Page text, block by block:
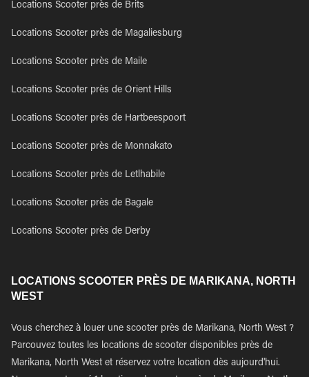
Locations Scooter près de Brits
Locations Scooter près de Magaliesburg
Locations Scooter près de Maile
Locations Scooter près de Orient Hills
Locations Scooter près de Hartbeespoort
Locations Scooter près de Monnakato
Locations Scooter près de Letlhabile
Locations Scooter près de Bagale
Locations Scooter près de Derby
LOCATIONS SCOOTER PRÈS DE MARIKANA, NORTH
WEST
Vous cherchez à louer une scooter près de Marikana, North West ?
Parcouvez toutes les locations de scooter disponibles près de
Marikana, North West et réservez votre location dès aujourd'hui.